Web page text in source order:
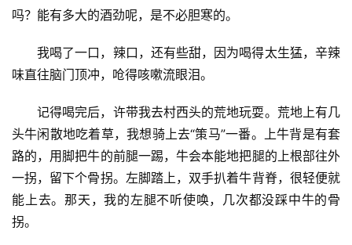
吗？能有多大的酒劲呢，是不必胆寒的。
我喝了一口，辣口，还有些甜，因为喝得太生猛，辛辣
味直往脑门顶冲，呛得咳嗽流眼泪。
记得喝完后，许带我去村西头的荒地玩耍。荒地上有几
头牛闲散地吃着草，我想骑上去“策马”一番。上牛背是有套
路的，用脚把牛的前腿一踢，牛会本能地把腿的上根部往外
一拐，留下个骨拐。左脚踏上，双手扒着牛背脊，很轻便就
能上去。那天，我的左腿不听使唤，几次都没踩中牛的骨
拐。